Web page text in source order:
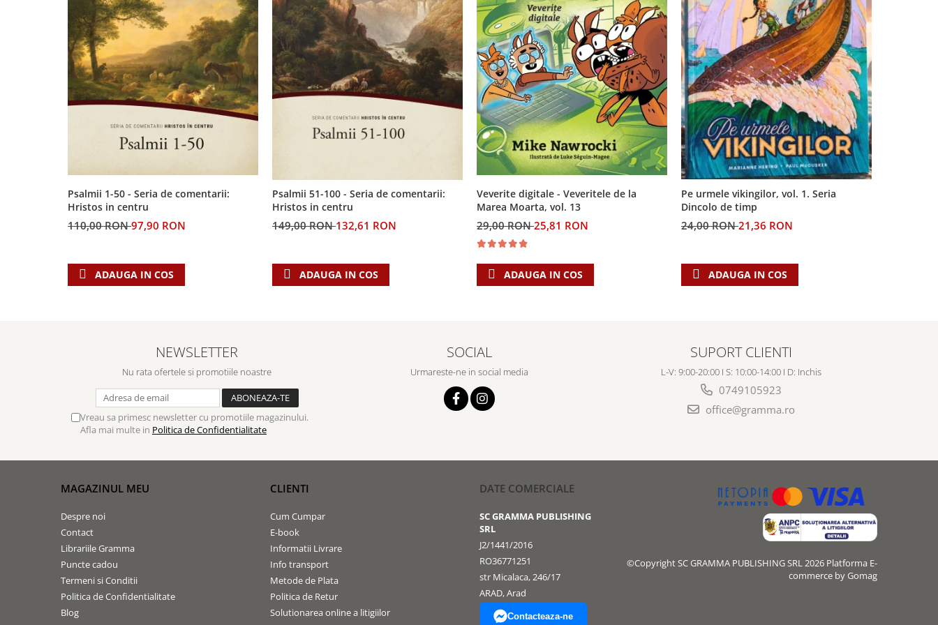
Contemporaneitate
Lupta Spirituala
Schimbarea caracterului
Despre afaceri
Dezvoltare personalaPsalmii 1-50 - Seria de comentarii:
Hristos in centru
110,00 RON97,90 RON
ADAUGA IN COS
Psalmii 51-100 - Seria de comentarii:
Hristos in centru
149,00 RON132,61 RON
ADAUGA IN COS
Veverite digitale - Veveritele de la
Marea Moarta, vol. 13
29,00 RON25,81 RON
ADAUGA IN COS
Pe urmele vikingilor, vol. 1. Seria
Dincolo de timp
24,00 RON21,36 RON
ADAUGA IN COS
NEWSLETTER
Nu rata ofertele si promotiile noastre
Vreau sa primesc newsletter cu promotiile magazinului.
Afla mai multe in Politica de Confidentialitate
SOCIAL
Urmareste-ne in social media
SUPORT CLIENTI
L-V: 9:00-20:00 I S: 10:00-14:00 I D: Inchis
0749105923
office@gramma.ro
MAGAZINUL MEU
Despre noi
Contact
Librariile Gramma
Puncte cadou
Termeni si Conditii
Politica de Confidentialitate
Blog
CLIENTI
Cum Cumpar
E-book
Informatii Livrare
Info transport
Metode de Plata
Politica de Retur
Solutionarea online a litigiilor
DATE COMERCIALE
SC GRAMMA PUBLISHING
SRL
J2/1441/2016
RO36771251
str Micalaca, 246/17
ARAD, Arad
Contacteaza-ne
©Copyright SC GRAMMA PUBLISHING SRL 2026 Platforma E-
commerce by Gomag